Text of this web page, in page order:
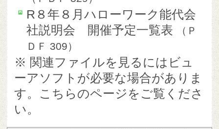
R８年８月ハローワーク能代会
社説明会 開催予定一覧表
（ Ｐ
ＤＦ 309）
※ 関連ファイルを見るにはビュ
ーアソフトが必要な場合がありま
す。こちらのページをご覧くださ
い。